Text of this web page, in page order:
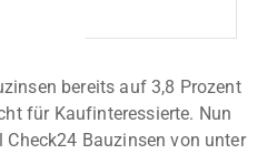
bereits auf 3,8 Prozent
für Kaufinteressierte. Nun
Bauzinsen von unter